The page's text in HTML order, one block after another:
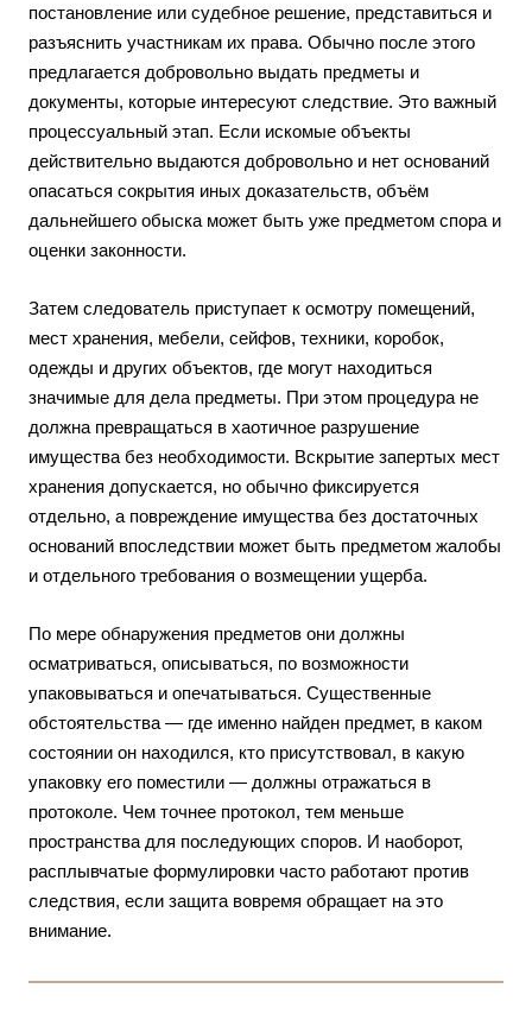
постановление или судебное решение, представиться и
разъяснить участникам их права. Обычно после этого
предлагается добровольно выдать предметы и
документы, которые интересуют следствие. Это важный
процессуальный этап. Если искомые объекты
действительно выдаются добровольно и нет оснований
опасаться сокрытия иных доказательств, объём
дальнейшего обыска может быть уже предметом спора и
оценки законности.
Затем следователь приступает к осмотру помещений,
мест хранения, мебели, сейфов, техники, коробок,
одежды и других объектов, где могут находиться
значимые для дела предметы. При этом процедура не
должна превращаться в хаотичное разрушение
имущества без необходимости. Вскрытие запертых мест
хранения допускается, но обычно фиксируется
отдельно, а повреждение имущества без достаточных
оснований впоследствии может быть предметом жалобы
и отдельного требования о возмещении ущерба.
По мере обнаружения предметов они должны
осматриваться, описываться, по возможности
упаковываться и опечатываться. Существенные
обстоятельства — где именно найден предмет, в каком
состоянии он находился, кто присутствовал, в какую
упаковку его поместили — должны отражаться в
протоколе. Чем точнее протокол, тем меньше
пространства для последующих споров. И наоборот,
расплывчатые формулировки часто работают против
следствия, если защита вовремя обращает на это
внимание.